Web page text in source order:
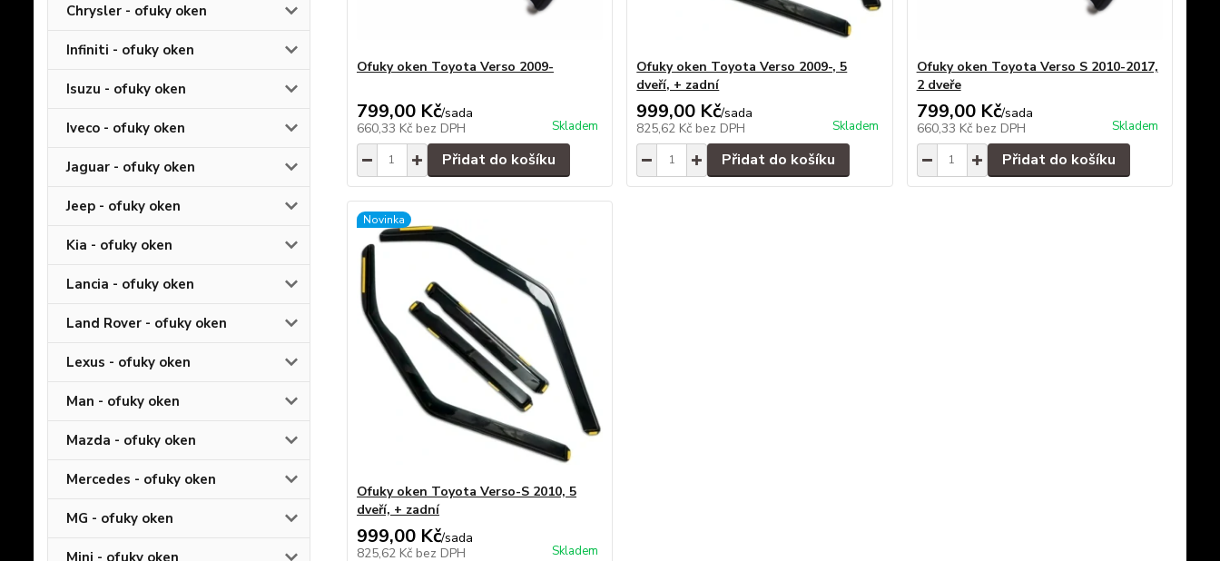
Chrysler - ofuky oken
Infiniti - ofuky oken
Isuzu - ofuky oken
Iveco - ofuky oken
Jaguar - ofuky oken
Jeep - ofuky oken
Kia - ofuky oken
Lancia - ofuky oken
Land Rover - ofuky oken
Lexus - ofuky oken
Man - ofuky oken
Mazda - ofuky oken
Mercedes - ofuky oken
MG - ofuky oken
Mini - ofuky oken
Ofuky oken Toyota Verso 2009-
799,00 Kč/sada
660,33 Kč bez DPH Skladem
Přidat do košíku
Ofuky oken Toyota Verso 2009-, 5
dveří, + zadní
999,00 Kč/sada
825,62 Kč bez DPH Skladem
Přidat do košíku
Ofuky oken Toyota Verso S 2010-2017,
2 dveře
799,00 Kč/sada
660,33 Kč bez DPH Skladem
Přidat do košíku
Novinka
Ofuky oken Toyota Verso-S 2010, 5
dveří, + zadní
999,00 Kč/sada
825,62 Kč bez DPH Skladem